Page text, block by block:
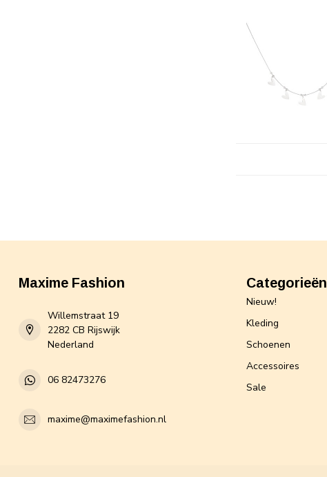
Maxime Fashion
Willemstraat 19
2282 CB Rijswijk
Nederland
06 82473276
maxime@maximefashion.nl
Categorieën
Nieuw!
Kleding
Schoenen
Accessoires
Sale